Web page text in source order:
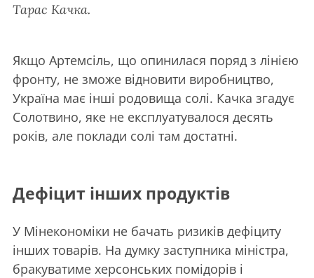
Тарас Качка.
Якщо Артемсіль, що опинилася поряд з лінією
фронту, не зможе відновити виробництво,
Україна має інші родовища солі. Качка згадує
Солотвино, яке не експлуатувалося десять
років, але поклади солі там достатні.
Дефіцит інших продуктів
У Мінекономіки не бачать ризиків дефіциту
інших товарів. На думку заступника міністра,
бракуватиме херсонських помідорів і